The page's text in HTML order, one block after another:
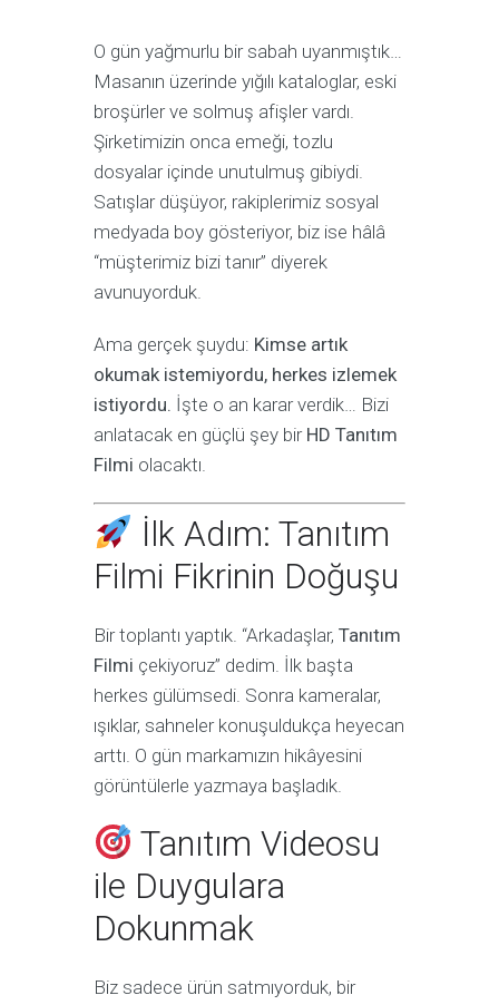
O gün yağmurlu bir sabah uyanmıştık…
Masanın üzerinde yığılı kataloglar, eski
broşürler ve solmuş afişler vardı.
Şirketimizin onca emeği, tozlu
dosyalar içinde unutulmuş gibiydi.
Satışlar düşüyor, rakiplerimiz sosyal
medyada boy gösteriyor, biz ise hâlâ
“müşterimiz bizi tanır” diyerek
avunuyorduk.
Ama gerçek şuydu: Kimse artık
okumak istemiyordu, herkes izlemek
istiyordu. İşte o an karar verdik… Bizi
anlatacak en güçlü şey bir HD Tanıtım
Filmi olacaktı.
İlk Adım: Tanıtım
Filmi Fikrinin Doğuşu
Bir toplantı yaptık. “Arkadaşlar, Tanıtım
Filmi çekiyoruz” dedim. İlk başta
herkes gülümsedi. Sonra kameralar,
ışıklar, sahneler konuşuldukça heyecan
arttı. O gün markamızın hikâyesini
görüntülerle yazmaya başladık.
Tanıtım Videosu
ile Duygulara
Dokunmak
Biz sadece ürün satmıyorduk, bir